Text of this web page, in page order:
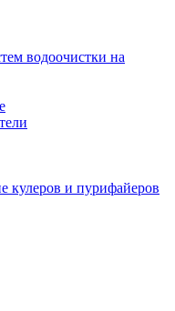
водоочистки на
кулеров и пурифайеров